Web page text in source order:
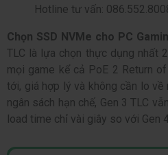
Hotline tư vấn:
Chọn SSD NVMe cho PC
TLC là lựa chọn thực dụng nhất
mọi game kể cả PoE 2 Return
tới, giá hợp lý và không cần lo về
ngân sách hạn chế, Gen 3 TLC
load time chỉ vài giây so với Gen